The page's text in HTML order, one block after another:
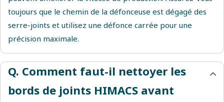
toujours que le chemin de la défonceuse est dégagé des
serre-joints et utilisez une défonce carrée pour une
précision maximale.
Q. Comment faut-il nettoyer les
bords de joints HIMACS avant